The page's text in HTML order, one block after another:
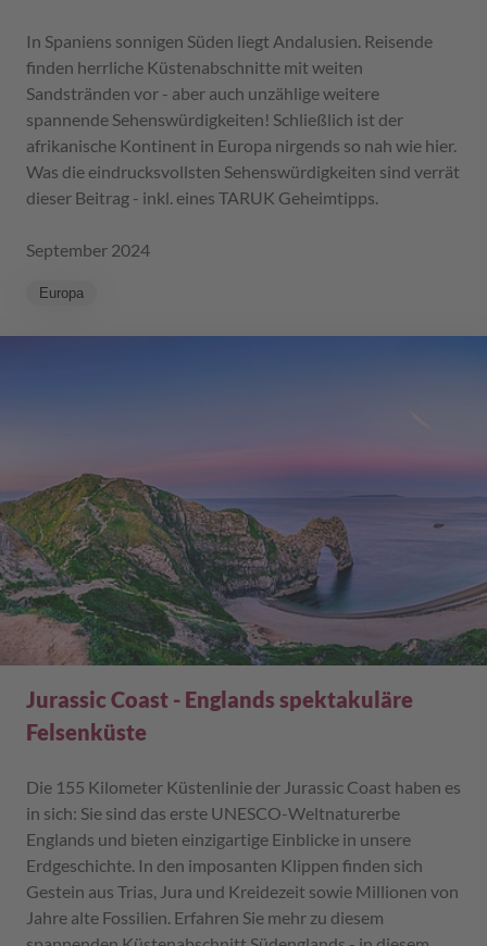
In Spaniens sonnigen Süden liegt Andalusien. Reisende
finden herrliche Küstenabschnitte mit weiten
Sandstränden vor - aber auch unzählige weitere
spannende Sehenswürdigkeiten! Schließlich ist der
afrikanische Kontinent in Europa nirgends so nah wie hier.
Was die eindrucksvollsten Sehenswürdigkeiten sind verrät
dieser Beitrag - inkl. eines TARUK Geheimtipps.
September 2024
Europa
Jurassic Coast - Englands spektakuläre
Felsenküste
Die 155 Kilometer Küstenlinie der Jurassic Coast haben es
in sich: Sie sind das erste UNESCO-Weltnaturerbe
Englands und bieten einzigartige Einblicke in unsere
Erdgeschichte. In den imposanten Klippen finden sich
Gestein aus Trias, Jura und Kreidezeit sowie Millionen von
Jahre alte Fossilien. Erfahren Sie mehr zu diesem